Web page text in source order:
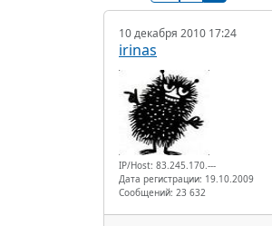
10 декабря 2010 17:24
irinas
IP/Host: 83.245.170.---
Дата регистрации: 19.10.2009
Сообщений: 23 632